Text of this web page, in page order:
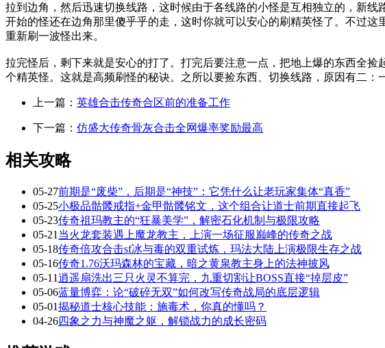
拉到边角，然后迅速切换线路，这时候由于各线路的小怪是互相独立的，新
开始的怪还在边角那里傻乎乎的走，这时你就可以安心的刷精英怪了。不过
重新刷一波怪出来。
拉完怪后，剩下来就是安心的打了。打完后要注意一点，把地上爆的东西全
个精英怪。这就是高频刷怪的秘诀。之所以要捡东西、切换线路，原因有二
上一篇： 英雄合击传奇合区前的准备工作
下一篇： 仿盛大传奇骨灰合击全网爆率奖励最高
相关攻略
05-27前期是“废柴”，后期是“神技”：它凭什么让老玩家集体“真香”
05-25小极品骷髅戒指+金甲骷髅铭文，这个组合让道士前期直接起飞
05-23传奇祖玛教主的“狂暴美学”，解密石化机制与极限攻略
05-21 当火龙套装遇上魔龙教主，上演一场征服巅峰的传奇之战
05-18传奇倍攻合击sf冰与毒的双重试炼，玛法大陆上演极限生存之战
05-16传奇1.76沃玛森林的宝藏，暗之黄泉教主身上的法神披风
05-11逍遥扇洗出三只火灵不算完，九重切割让BOSS直接“掉层皮”
05-06蓝量博弈：论“破碎无双”如何改写传奇战局的底层逻辑
05-01揭秘道士核心技能：施毒术，你真的懂吗？
04-26四象之力与神魔之躯，解锁战力的成长密码